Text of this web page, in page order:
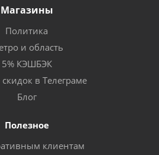
Магазины
Политика
и область
5% КЭШБЭК
в Телеграме
Блог
Полезное
клиентам